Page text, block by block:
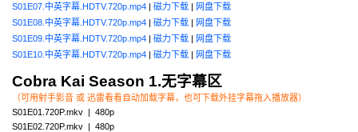
S01E07.中英字幕.HDTV.720p.mp4 | 磁力下载 | 网盘下载
S01E08.中英字幕.HDTV.720p.mp4 | 磁力下载 | 网盘下载
S01E09.中英字幕.HDTV.720p.mp4 | 磁力下载 | 网盘下载
S01E10.中英字幕.HDTV.720p.mp4 | 磁力下载 | 网盘下载
Cobra Kai Season 1.无字幕区
（可用射手影音 或 迅雷看看自动加载字幕，也可下载外挂字幕拖入播放器）
S01E01.720P.mkv | 480p
S01E02.720P.mkv | 480p